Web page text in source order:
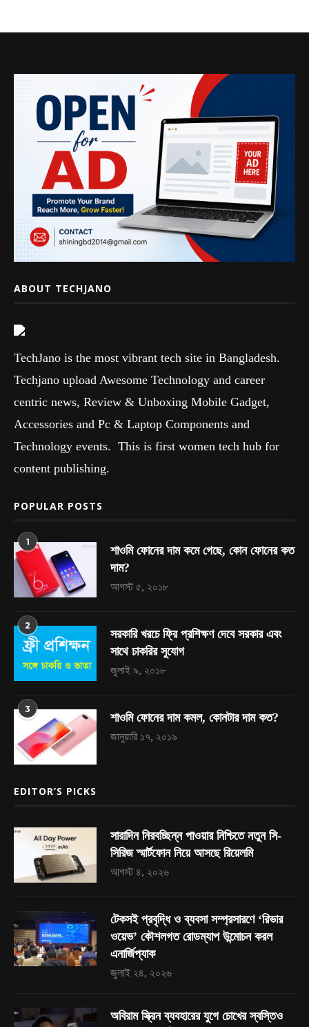
ABOUT TECHJANO
TechJano is the most vibrant tech site in Bangladesh.
Techjano upload Awesome Technology and career
centric news, Review & Unboxing Mobile Gadget,
Accessories and Pc & Laptop Components and
Technology events. This is first women tech hub for
content publishing.
POPULAR POSTS
1
শাওমি ফোনের দাম কমে গেছে, কোন ফোনের কত
দাম?
আগস্ট ৫, ২০১৮
2
সরকারি খরচে ফ্রি প্রশিক্ষণ দেবে সরকার এবং
সাথে চাকরির সুযোগ
জুলাই ৯, ২০১৮
3
শাওমি ফোনের দাম কমল, কোনটার দাম কত?
জানুয়ারি ১৭, ২০১৯
EDITOR’S PICKS
সারাদিন নিরবচ্ছিন্ন পাওয়ার নিশ্চিতে নতুন সি-
সিরিজ স্মার্টফোন নিয়ে আসছে রিয়েলমি
আগস্ট ৪, ২০২৬
টেকসই প্রবৃদ্ধি ও ব্যবসা সম্প্রসারণে ‘রিভার
ওয়েভ’ কৌশলগত রোডম্যাপ উন্মোচন করল
এনার্জিপ্যাক
জুলাই ২৪, ২০২৬
অবিরাম স্ক্রিন ব্যবহারের যুগে চোখের স্বস্তিও